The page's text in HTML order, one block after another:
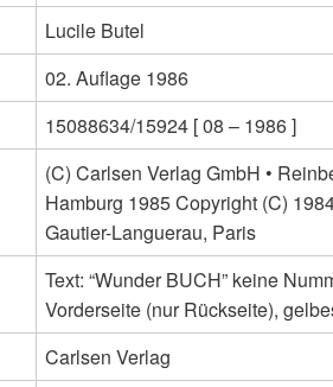
Lucile Butel
02. Auflage 1986
15088634/15924 [ 08 – 1986 ]
(C) Carlsen Verlag GmbH •
Hamburg 1985 Copyright (C)
Gautier-Languerau, Paris
Text: “Wunder BUCH” keine
Vorderseite (nur Rückseite),
Carlsen Verlag